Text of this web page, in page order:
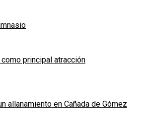
principal atracción
allanamiento en Cañada de Gómez